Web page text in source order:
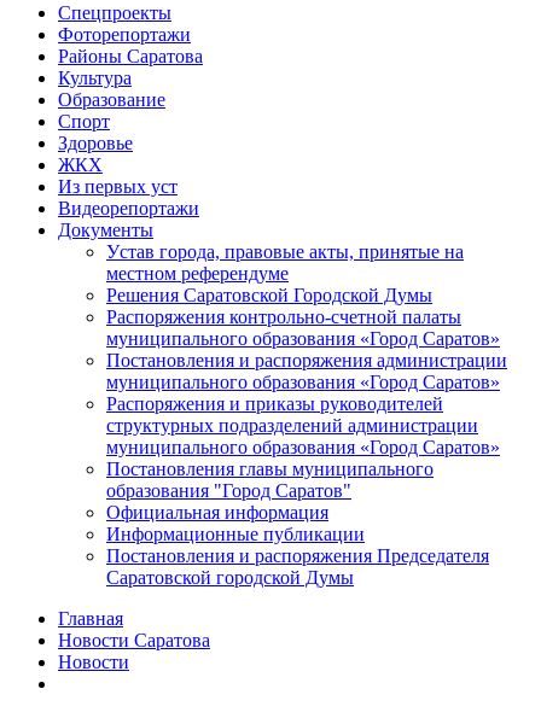
Спецпроекты
Фоторепортажи
Районы Саратова
Культура
Образование
Спорт
Здоровье
ЖКХ
Из пеpвых уст
Видеорепортажи
Документы
Уcтав города, правовые акты, принятые на
местном референдуме
Решения Саратовской Городской Думы
Распоряжения контрольно-счетной палаты
муниципального образования «Город Саратов»
Постановления и распоряжения администрации
муниципального образования «Город Саратов»
Распоряжения и приказы руководителей
структурных подразделений администрации
муниципального образования «Город Саратов»
Постановления главы муниципального
образования "Город Саратов"
Официальная информация
Информационные публикации
Постановления и распоряжения Председателя
Саратовской городской Думы
Главная
Новости Саратова
Новости